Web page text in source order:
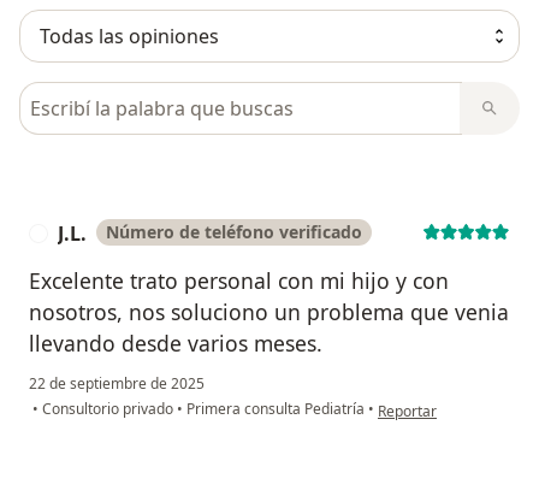
Busca en opiniones
J.L. Número de teléfono verificado
Excelente trato personal con mi hijo y con
nosotros, nos soluciono un problema que venia
llevando desde varios meses.
22 de septiembre de 2025
• Consultorio privado • Primera consulta Pediatría • en opinión del usuario
Reportar